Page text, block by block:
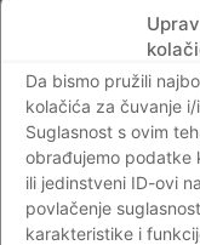
Da bismo pružili
kolačića za čuvanje
Suglasnost s ovim
obrađujemo podatke
ili jedinstveni ID-ovi
povlačenje
karakteristike i
Impressum
©